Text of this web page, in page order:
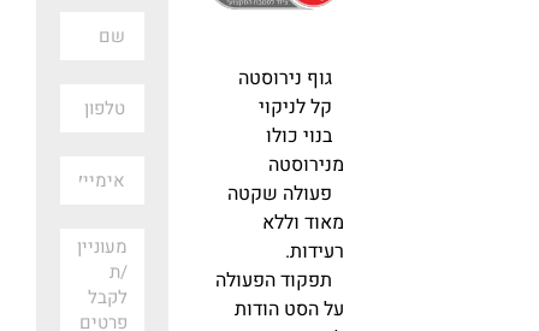
גוף נירוסטה
קל לניקוי
בנוי כולו
מנירוסטה
פעולה שקטה
מאוד וללא
רעידות.
תפקוד הפעולה
על הסט הודות